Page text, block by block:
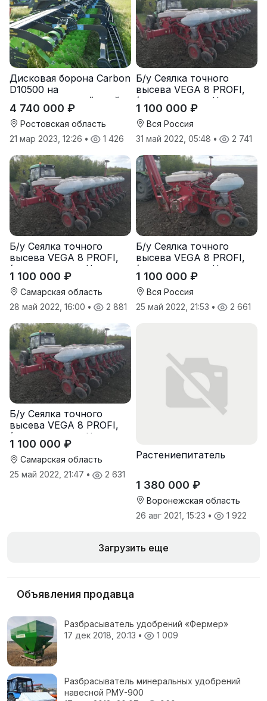
Дисковая борона Carbon
D10500 на
подпружиненной стойке
(3D)
4 740 000 ₽
Ростовская область
21 мар 2023, 12:26 • 1 426
Б/у Сеялка точного
высева VEGA 8 PROFI,
(производство Червона
Зирка), 2016 г., в
отличном состоянии
1 100 000 ₽
Вся Россия
31 май 2022, 05:48 • 2 741
Б/у Сеялка точного
высева VEGA 8 PROFI,
(производство Червона
Зирка), 2016 г., в
отличном состоянии
1 100 000 ₽
Самарская область
28 май 2022, 16:00 • 2 881
Б/у Сеялка точного
высева VEGA 8 PROFI,
(производство Червона
Зирка), 2016 г., в
отличном состоянии
1 100 000 ₽
Вся Россия
25 май 2022, 21:53 • 2 661
Б/у Сеялка точного
высева VEGA 8 PROFI,
(производство Червона
Зирка), 2016 г, в
отличном состоянии
1 100 000 ₽
Самарская область
25 май 2022, 21:47 • 2 631
Растениепитатель
1 380 000 ₽
Воронежская область
26 авг 2021, 15:23 • 1 922
Загрузить еще
Объявления продавца
Разбрасыватель удобрений «Фермер»
17 дек 2018, 20:13 • 1 009
Разбрасыватель минеральных удобрений
навесной РМУ-900